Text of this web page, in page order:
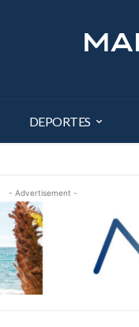
DEPORTES
- Advertisement -